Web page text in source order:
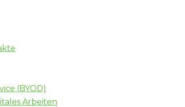
(BYOD)
Arbeiten